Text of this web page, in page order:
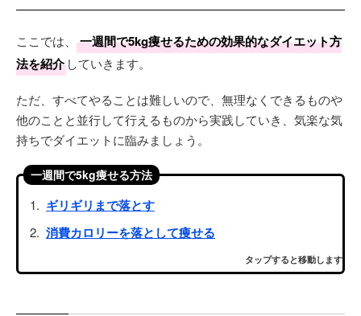
ここでは、
一週間で5kg痩せるための効果的なダイエット方
法を紹介 していきます。
ただ、すべてやることは難しいので、無理なくできるものや
他のことと並行して行えるものから実践していき、気楽な気
持ちでダイエットに臨みましょう。
一週間で5kg痩せる方法
ギリギリまで落とす
消費カロリーを落として痩せる
タップすると移動します